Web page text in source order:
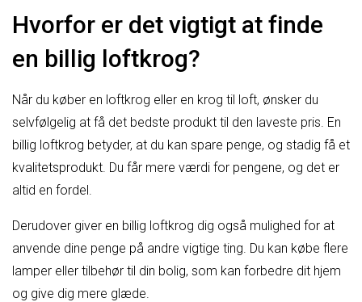
Hvorfor er det vigtigt at finde
en billig loftkrog?
Når du køber en loftkrog eller en krog til loft, ønsker du
selvfølgelig at få det bedste produkt til den laveste pris. En
billig loftkrog betyder, at du kan spare penge, og stadig få et
kvalitetsprodukt. Du får mere værdi for pengene, og det er
altid en fordel.
Derudover giver en billig loftkrog dig også mulighed for at
anvende dine penge på andre vigtige ting. Du kan købe flere
lamper eller tilbehør til din bolig, som kan forbedre dit hjem
og give dig mere glæde.